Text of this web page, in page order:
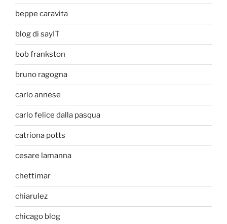
beppe caravita
blog di sayIT
bob frankston
bruno ragogna
carlo annese
carlo felice dalla pasqua
catriona potts
cesare lamanna
chettimar
chiarulez
chicago blog